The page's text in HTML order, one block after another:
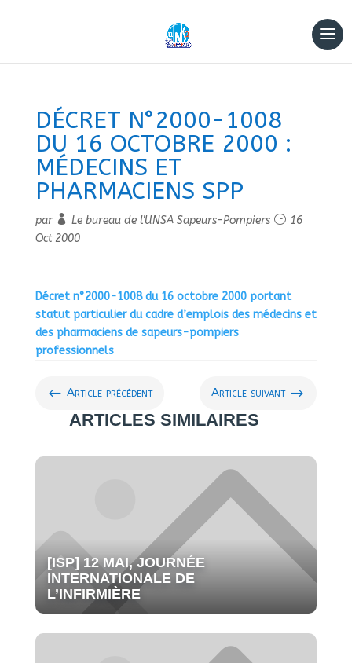
DÉCRET N°2000-1008
DU 16 OCTOBRE 2000 :
MÉDECINS ET
PHARMACIENS SPP
par Le bureau de l'UNSA Sapeurs-Pompiers
16
Oct 2000
Décret n°2000-1008 du 16 octobre 2000 portant
statut particulier du cadre d’emplois des médecins et
des pharmaciens de sapeurs-pompiers
professionnels
# Article précédent Article suivant $
ARTICLES SIMILAIRES
[ISP] 12 MAI, JOURNÉE
INTERNATIONALE DE
L’INFIRMIÈRE